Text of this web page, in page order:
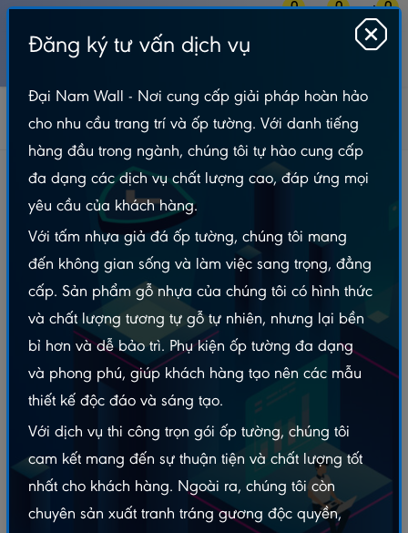
0 0 0
Lam Sóng Ngoài Trời
Lam 3 Sóng Ốp Tường Teak - DN3S170x28
Lam 3 Sóng Ốp Tường Teak - DN3S170x28
Đăng ký tư vấn dịch vụ
Đại Nam Wall - Nơi cung cấp giải pháp hoàn hảo
cho nhu cầu trang trí và ốp tường. Với danh tiếng
hàng đầu trong ngành, chúng tôi tự hào cung cấp
đa dạng các dịch vụ chất lượng cao, đáp ứng mọi
yêu cầu của khách hàng.
Với tấm nhựa giả đá ốp tường, chúng tôi mang
đến không gian sống và làm việc sang trọng, đẳng
cấp. Sản phẩm gỗ nhựa của chúng tôi có hình thức
và chất lượng tương tự gỗ tự nhiên, nhưng lại bền
bỉ hơn và dễ bảo trì. Phụ kiện ốp tường đa dạng
và phong phú, giúp khách hàng tạo nên các mẫu
thiết kế độc đáo và sáng tạo.
Với dịch vụ thi công trọn gói ốp tường, chúng tôi
cam kết mang đến sự thuận tiện và chất lượng tốt
nhất cho khách hàng. Ngoài ra, chúng tôi còn
chuyên sản xuất tranh tráng gương độc quyền,